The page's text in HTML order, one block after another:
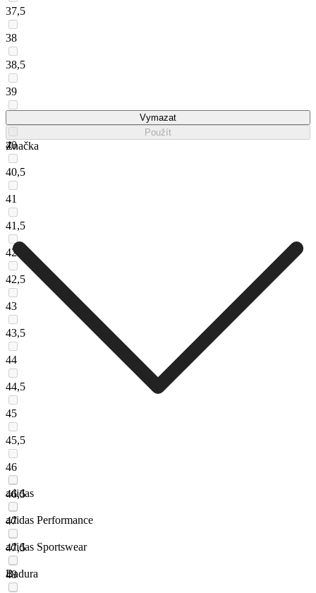
37,5
38
38,5
39
40
40,5
41
41,5
42
42,5
43
43,5
44
44,5
45
45,5
46
46,5
47
47,5
48
Vymazat
Použít
Značka
adidas
adidas Performance
adidas Sportswear
Badura